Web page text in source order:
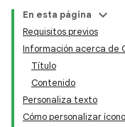
En esta página
Requisitos previos
Información acerca de
Título
Contenido
Personaliza texto
Cómo personalizar